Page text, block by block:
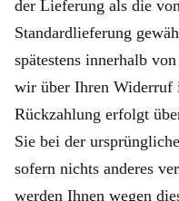
der Lieferung als die
Standardlieferung
spätestens innerhalb
wir über Ihren
Rückzahlung erfolgt
Sie bei der
sofern nichts anderes
werden Ihnen wegen